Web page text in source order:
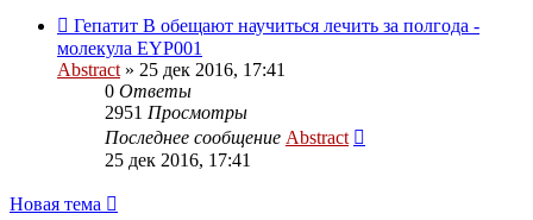
Гепатит B обещают научиться лечить за полгода -
молекула EYP001
Abstract » 25 дек 2016, 17:41
0 Ответы
2951 Просмотры
Последнее сообщение Abstract
25 дек 2016, 17:41
Новая тема